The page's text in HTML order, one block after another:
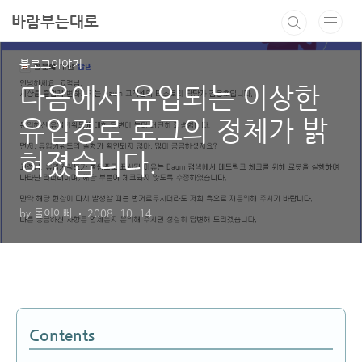
바람부는대로
블로그이야기
다음에서 유입되는 이상한
유입경로 로그의 정체가 밝
혀졌습니다.
by 돌이아빠 2008. 10. 14.
Contents